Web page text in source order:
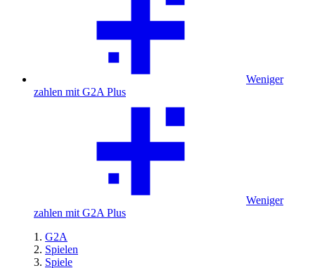
Weniger
zahlen mit G2A Plus
Weniger
zahlen mit G2A Plus
G2A
Spielen
Spiele